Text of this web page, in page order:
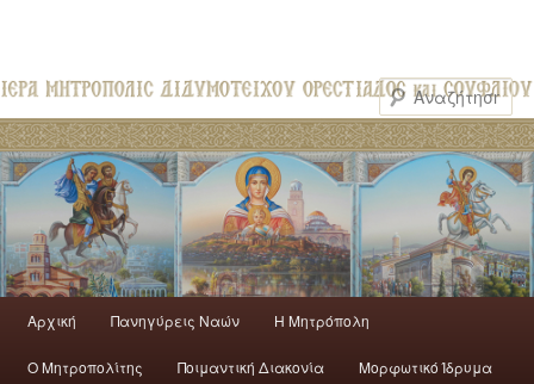
Αρχική Πανηγύρεις Ναών H Mητρόπολη
Ο Mητροπολίτης Ποιμαντική Διακονία Μορφωτικό Ίδρυμα